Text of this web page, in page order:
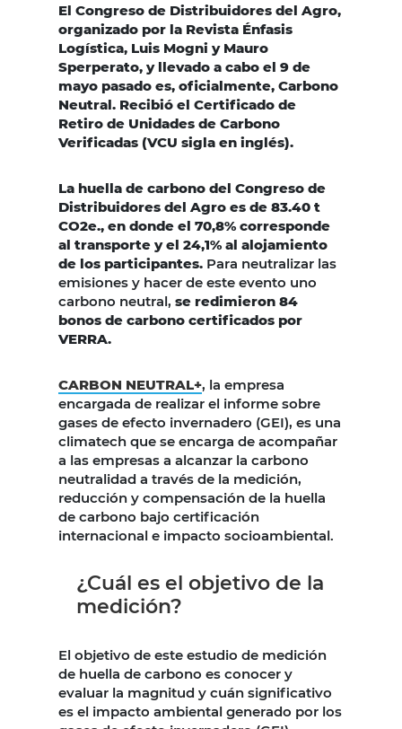
El Congreso de Distribuidores del Agro,
organizado por la Revista Énfasis
Logística, Luis Mogni y Mauro
Sperperato, y llevado a cabo el 9 de
mayo pasado es, oficialmente, Carbono
Neutral. Recibió el Certificado de
Retiro de Unidades de Carbono
Verificadas (VCU sigla en inglés).
La huella de carbono del Congreso de
Distribuidores del Agro es de 83.40 t
CO2e., en donde el 70,8% corresponde
al transporte y el 24,1% al alojamiento
de los participantes. Para neutralizar las
emisiones y hacer de este evento uno
carbono neutral, se redimieron 84
bonos de carbono certificados por
VERRA.
CARBON NEUTRAL+, la empresa
encargada de realizar el informe sobre
gases de efecto invernadero (GEI), es una
climatech que se encarga de acompañar
a las empresas a alcanzar la carbono
neutralidad a través de la medición,
reducción y compensación de la huella
de carbono bajo certificación
internacional e impacto socioambiental.
¿Cuál es el objetivo de la
medición?
El objetivo de este estudio de medición
de huella de carbono es conocer y
evaluar la magnitud y cuán significativo
es el impacto ambiental generado por los